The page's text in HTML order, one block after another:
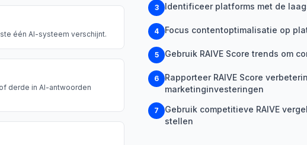
één AI-systeem verschijnt.
derde in AI-antwoorden
3 Identificeer platforms met de
4 Focus contentoptimalisatie op
5 Gebruik RAIVE Score trends om
6
Rapporteer RAIVE Score
marketinginvesteringen
7
Gebruik competitieve RAIVE
stellen